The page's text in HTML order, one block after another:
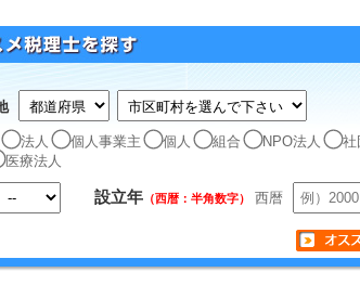
法人 個人事業主 個人 組合 NPO法人
社
医療法人
設立年 （西暦：半角数字） 西暦